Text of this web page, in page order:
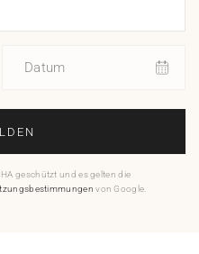
Datum
geschützt und es gelten die
von Google.